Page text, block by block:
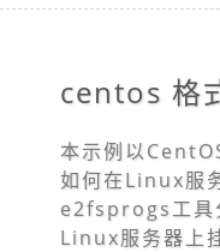
centos 格
本示例以
如何在Linux服
e2fsprogs工具
Linux服务器上